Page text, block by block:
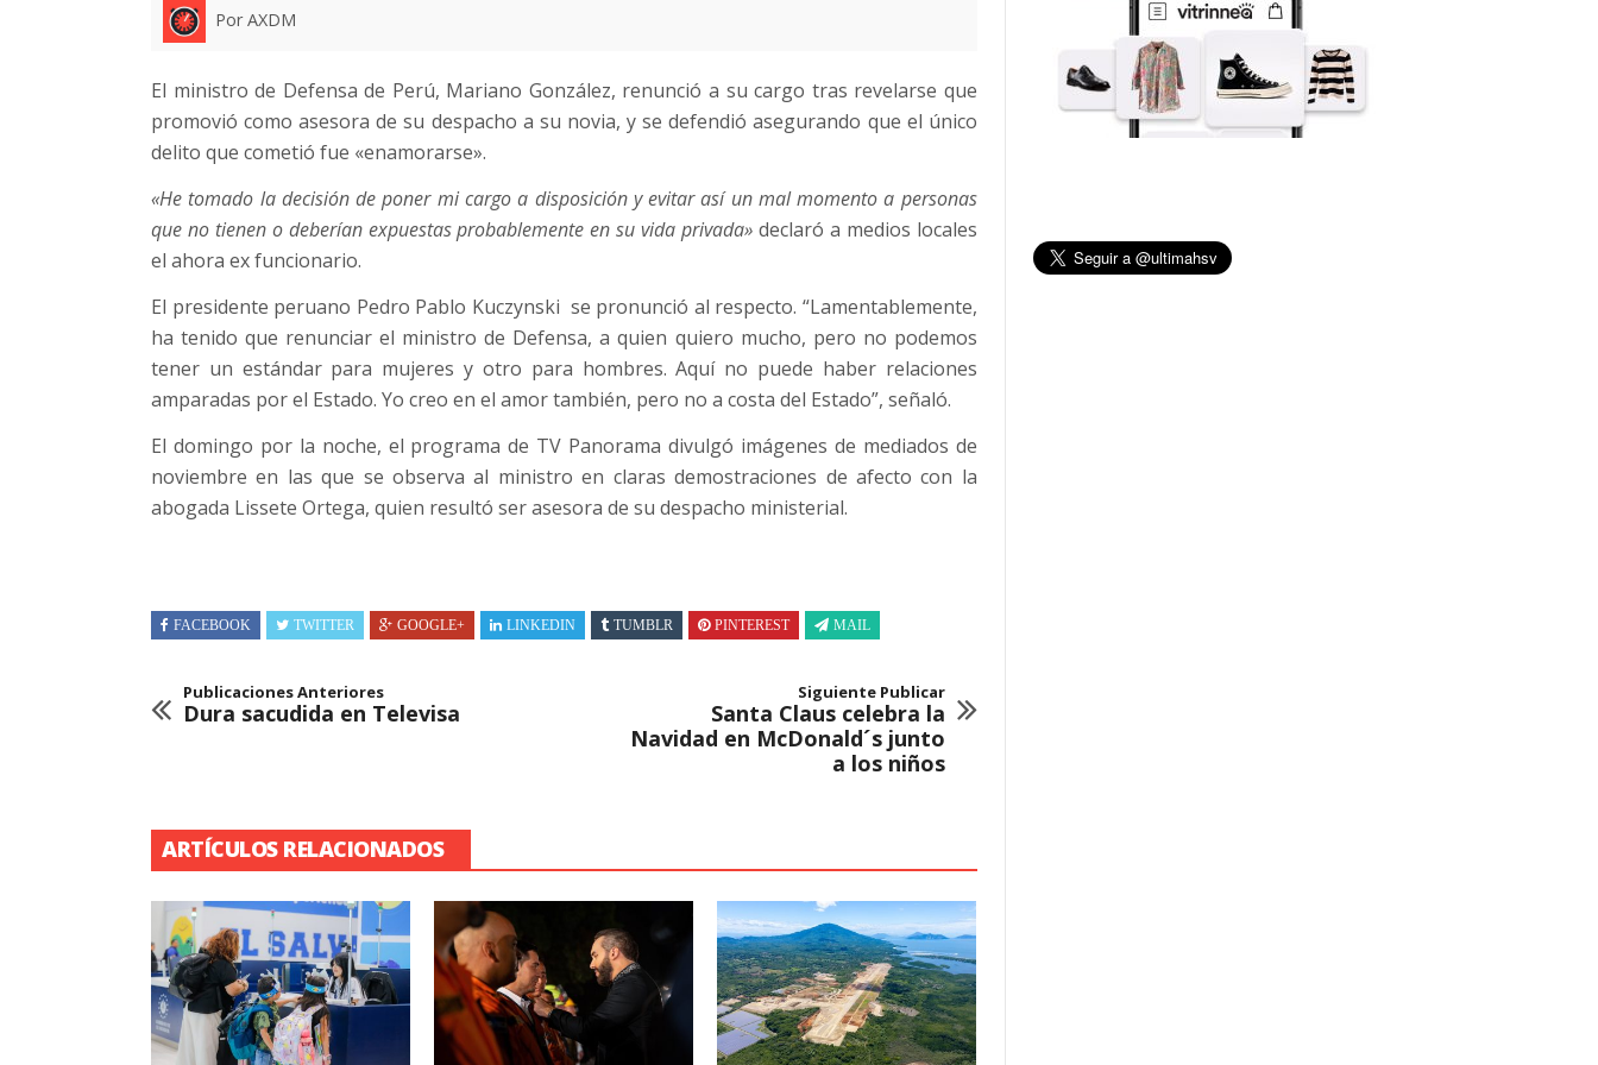
Por AXDM
El ministro de Defensa de Perú, Mariano González, renunció a su cargo tras revelarse que
promovió como asesora de su despacho a su novia, y se defendió asegurando que el único
delito que cometió fue «enamorarse».
«He tomado la decisión de poner mi cargo a disposición y evitar así un mal momento a personas
que no tienen o deberían expuestas probablemente en su vida privada»declaró a medios locales
el ahora ex funcionario.
El presidente peruano Pedro Pablo Kuczynski se pronunció al respecto. “Lamentablemente,
ha tenido que renunciar el ministro de Defensa, a quien quiero mucho, pero no podemos
tener un estándar para mujeres y otro para hombres. Aquí no puede haber relaciones
amparadas por el Estado. Yo creo en el amor también, pero no a costa del Estado”, señaló.
El domingo por la noche, el programa de TV Panorama divulgó imágenes de mediados de
noviembre en las que se observa al ministro en claras demostraciones de afecto con la
abogada Lissete Ortega, quien resultó ser asesora de su despacho ministerial.
FACEBOOK TWITTER GOOGLE+ LINKEDIN TUMBLR PINTEREST MAIL
Publicaciones Anteriores
Dura sacudida en Televisa
Siguiente Publicar
Santa Claus celebra la
Navidad en McDonald´s junto
a los niños
ARTÍCULOS RELACIONADOS